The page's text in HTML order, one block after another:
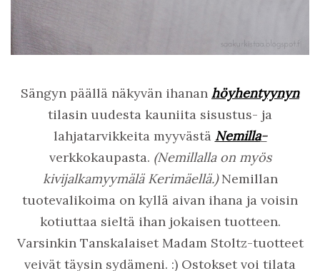
Sängyn päällä näkyvän ihanan höyhentyynyn
tilasin uudesta kauniita sisustus- ja
lahjatarvikkeita myyvästä Nemilla-
verkkokaupasta. (Nemillalla on myös
kivijalkamyymälä Kerimäellä.)Nemillan
tuotevalikoima on kyllä aivan ihana ja voisin
kotiuttaa sieltä ihan jokaisen tuotteen.
Varsinkin Tanskalaiset Madam Stoltz-tuotteet
veivät täysin sydämeni. :) Ostokset voi tilata